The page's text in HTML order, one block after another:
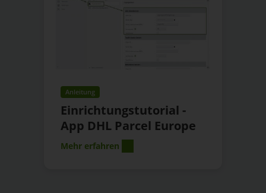
Anleitung
Einrichtungstutorial -
App DHL Parcel Europe
Mehr erfahren